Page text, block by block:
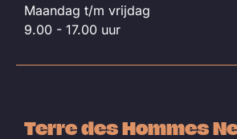
Maandag t/m vrijdag
9.00 - 17.00 uur
Terre des Hommes